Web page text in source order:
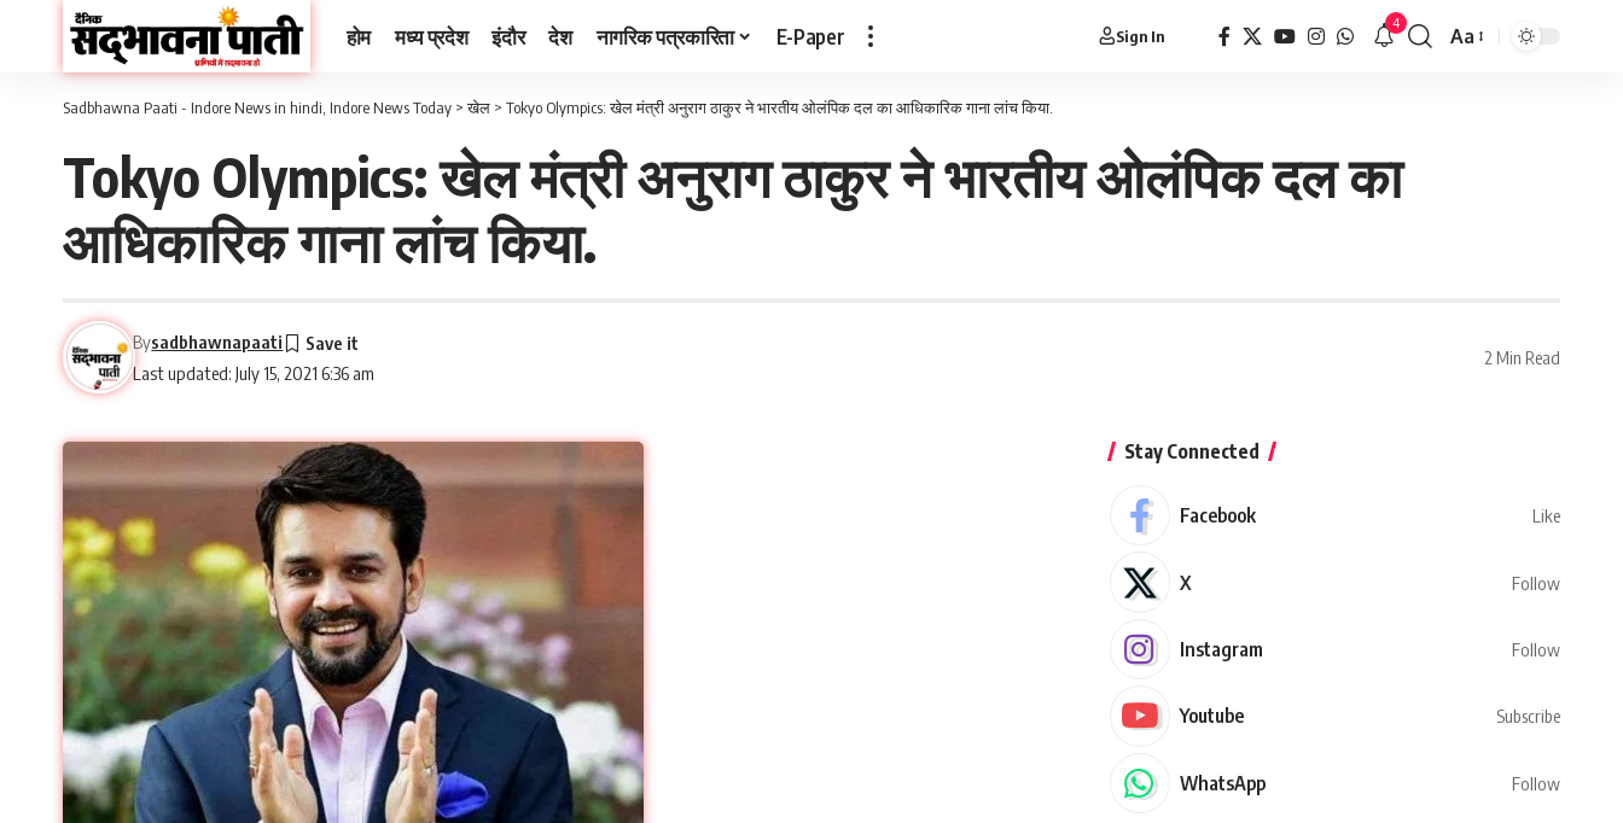
होम मध्य प्रदेश इंदौर देश नागरिक पत्रकारिता E-Paper Sign In
4
Aa
Sadbhawna Paati - Indore News in hindi, Indore News Today >खेल > Tokyo Olympics: खेल मंत्री अनुराग ठाकुर ने भारतीय ओलंपिक दल का आधिकारिक गाना लांच किया.
Tokyo Olympics: खेल मंत्री अनुराग ठाकुर ने भारतीय ओलंपिक दल का
आधिकारिक गाना लांच किया.
Last updated: July 15, 2021 6:36 am
Bysadbhawnapaati
2 Min Read
Stay Connected
Facebook Like
X Follow
Instagram Follow
Youtube Subscribe
WhatsApp Follow